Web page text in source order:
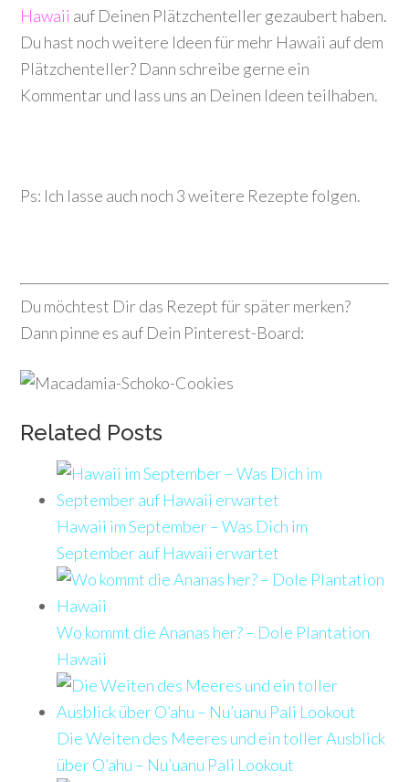
Hawaii auf Deinen Plätzchenteller gezaubert haben.
Du hast noch weitere Ideen für mehr Hawaii auf dem
Plätzchenteller? Dann schreibe gerne ein
Kommentar und lass uns an Deinen Ideen teilhaben.
Ps: Ich lasse auch noch 3 weitere Rezepte folgen.
Du möchtest Dir das Rezept für später merken?
Dann pinne es auf Dein Pinterest-Board:
Related Posts
Hawaii im September – Was Dich im
September auf Hawaii erwartet
Wo kommt die Ananas her? – Dole Plantation
Hawaii
Die Weiten des Meeres und ein toller Ausblick
über O’ahu – Nu’uanu Pali Lookout